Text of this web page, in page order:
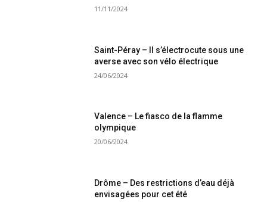
11/11/2024
Saint-Péray – Il s’électrocute sous une
averse avec son vélo électrique
24/06/2024
Valence – Le fiasco de la flamme
olympique
20/06/2024
Drôme – Des restrictions d’eau déjà
envisagées pour cet été